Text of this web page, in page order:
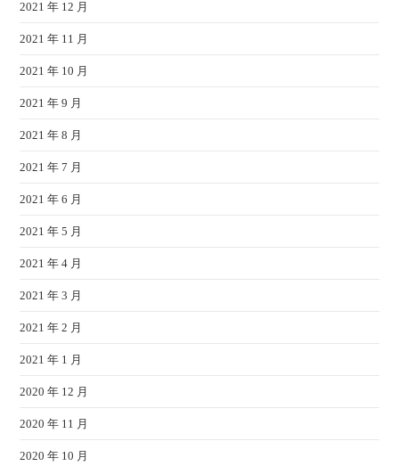
2021 年 12 月
2021 年 11 月
2021 年 10 月
2021 年 9 月
2021 年 8 月
2021 年 7 月
2021 年 6 月
2021 年 5 月
2021 年 4 月
2021 年 3 月
2021 年 2 月
2021 年 1 月
2020 年 12 月
2020 年 11 月
2020 年 10 月